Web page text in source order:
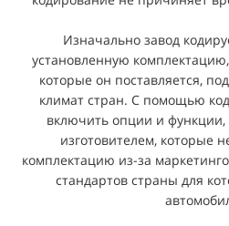
Изначально завод
установленную
которые он поставляется,
климат стран. С помощью
включить опции и
изготовителем, которые
комплектацию из-за
стандартов страны для